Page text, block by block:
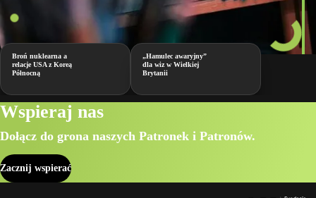
Broń nuklearna a
relacje USA z Koreą
Północną
„Hamulec awaryjny”
dla wiz w Wielkiej
Brytanii
Wspieraj nas
Dołącz do grona naszych Patronek i Patronów.
Zacznij wspierać